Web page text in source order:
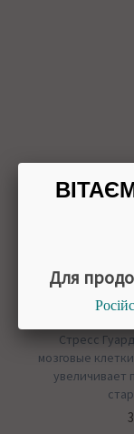
Стресс
мозговые
увеличивает
Для